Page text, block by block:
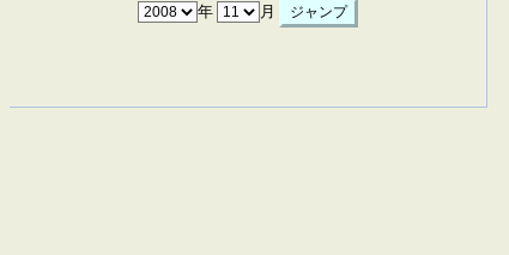
年 月